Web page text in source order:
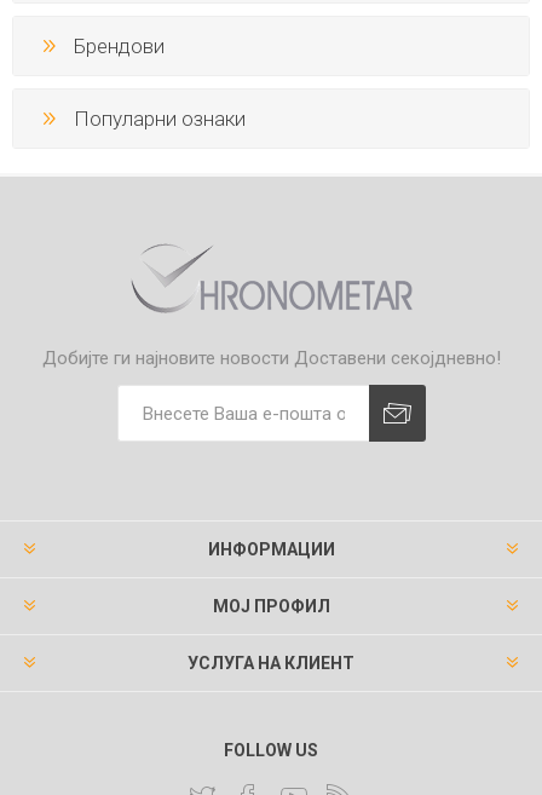
Брендови
Популарни ознаки
Добијте ги најновите новости Доставени секојдневно!
ИНФОРМАЦИИ
МОЈ ПРОФИЛ
УСЛУГА НА КЛИЕНТ
FOLLOW US